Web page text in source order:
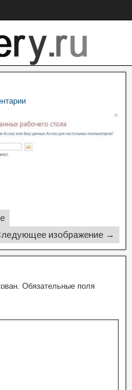
изображение →
Обязательные поля